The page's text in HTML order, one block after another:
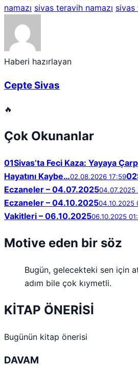
namazı sivas teravih namazı sivas
Haberi hazırlayan
Cepte Sivas
🔥
Çok Okunanlar
01Sivas’ta Feci Kaza: Yayaya
Hayatını Kaybe…02.08.2026 17:5902
Eczaneler – 04.07.202504.07.2025
Eczaneler – 04.10.202504.10.2025
Vakitleri – 06.10.202506.10.2025
Motive eden bir söz
Bugün, gelecekteki sen için
adım bile çok kıymetli.
KİTAP ÖNERİSİ
Bugünün kitap önerisi
DAVAM